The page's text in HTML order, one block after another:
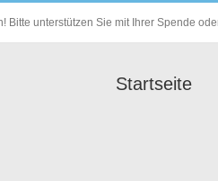
unterstützen Sie mit Ihrer Spende
Startseite